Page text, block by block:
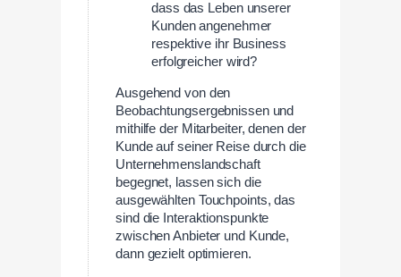
dass das Leben unserer
Kunden angenehmer
respektive ihr Business
erfolgreicher wird?
Ausgehend von den
Beobachtungsergebnissen und
mithilfe der Mitarbeiter, denen der
Kunde auf seiner Reise durch die
Unternehmenslandschaft
begegnet, lassen sich die
ausgewählten Touchpoints, das
sind die Interaktionspunkte
zwischen Anbieter und Kunde,
dann gezielt optimieren.